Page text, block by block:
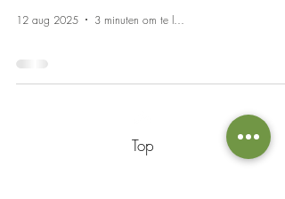
12 aug 2025 3 minuten om te lezen
Top